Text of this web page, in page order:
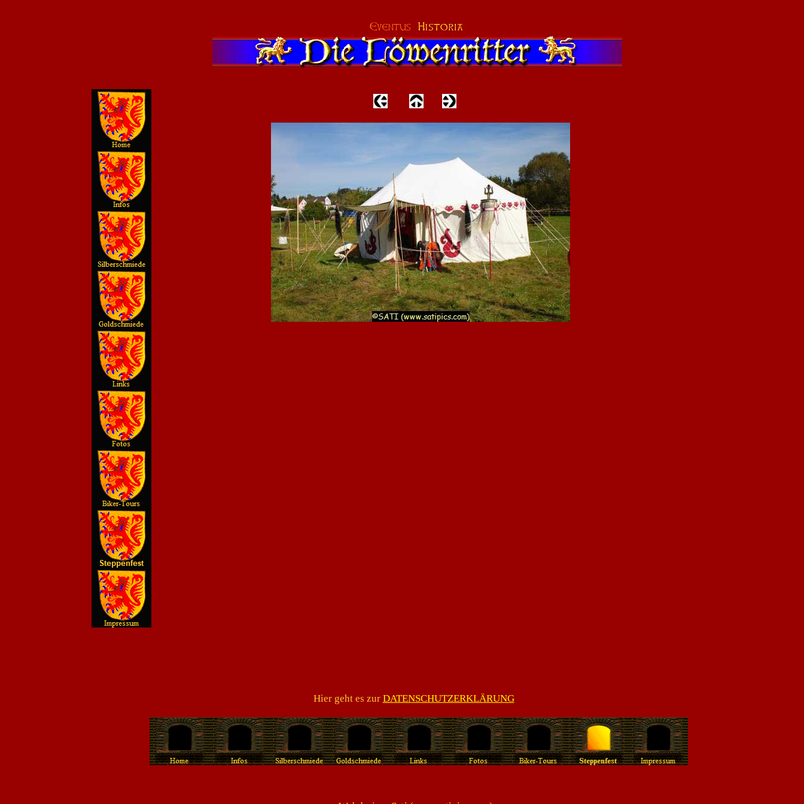
Hier geht es zur DATENSCHUTZERKLÄRUNG